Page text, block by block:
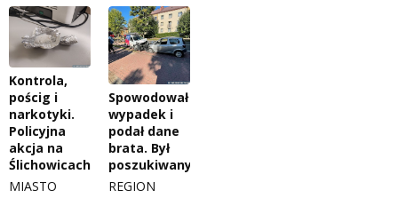
Słowo Dnia
Tak wierzę
Weekend z blondynką
W starych Kielcach
Wszystko w temacie
Regulamin darowizn
Regulamin konkursu Zwierzak naszej klasy
Polityka prywatności
ZNAJDZIESZ NAS TAKŻE NA
Kontrola,
pościg i
narkotyki.
Policyjna
akcja na
Ślichowicach
MIASTO
Spowodował
wypadek i
podał dane
brata. Był
poszukiwany
REGION